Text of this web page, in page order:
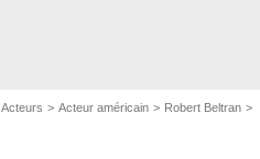
Acteurs Acteur américain Robert Beltran